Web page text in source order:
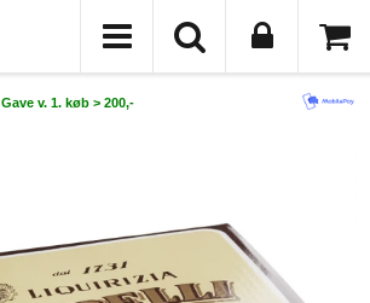
Gave v. 1. køb > 200,-